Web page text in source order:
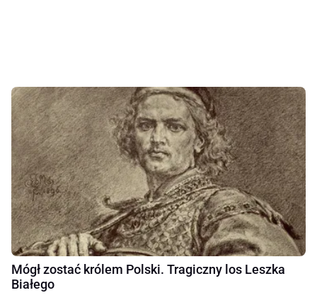
Mógł zostać królem Polski. Tragiczny los Leszka
Białego